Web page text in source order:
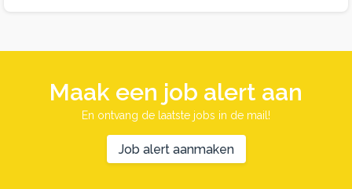
Maak een job alert aan
En ontvang de laatste jobs in de mail!
Job alert aanmaken